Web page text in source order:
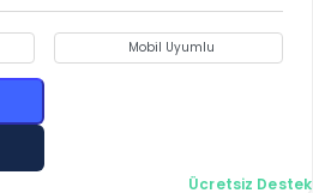
Ücretsiz Destek
Mobil Uyumlu